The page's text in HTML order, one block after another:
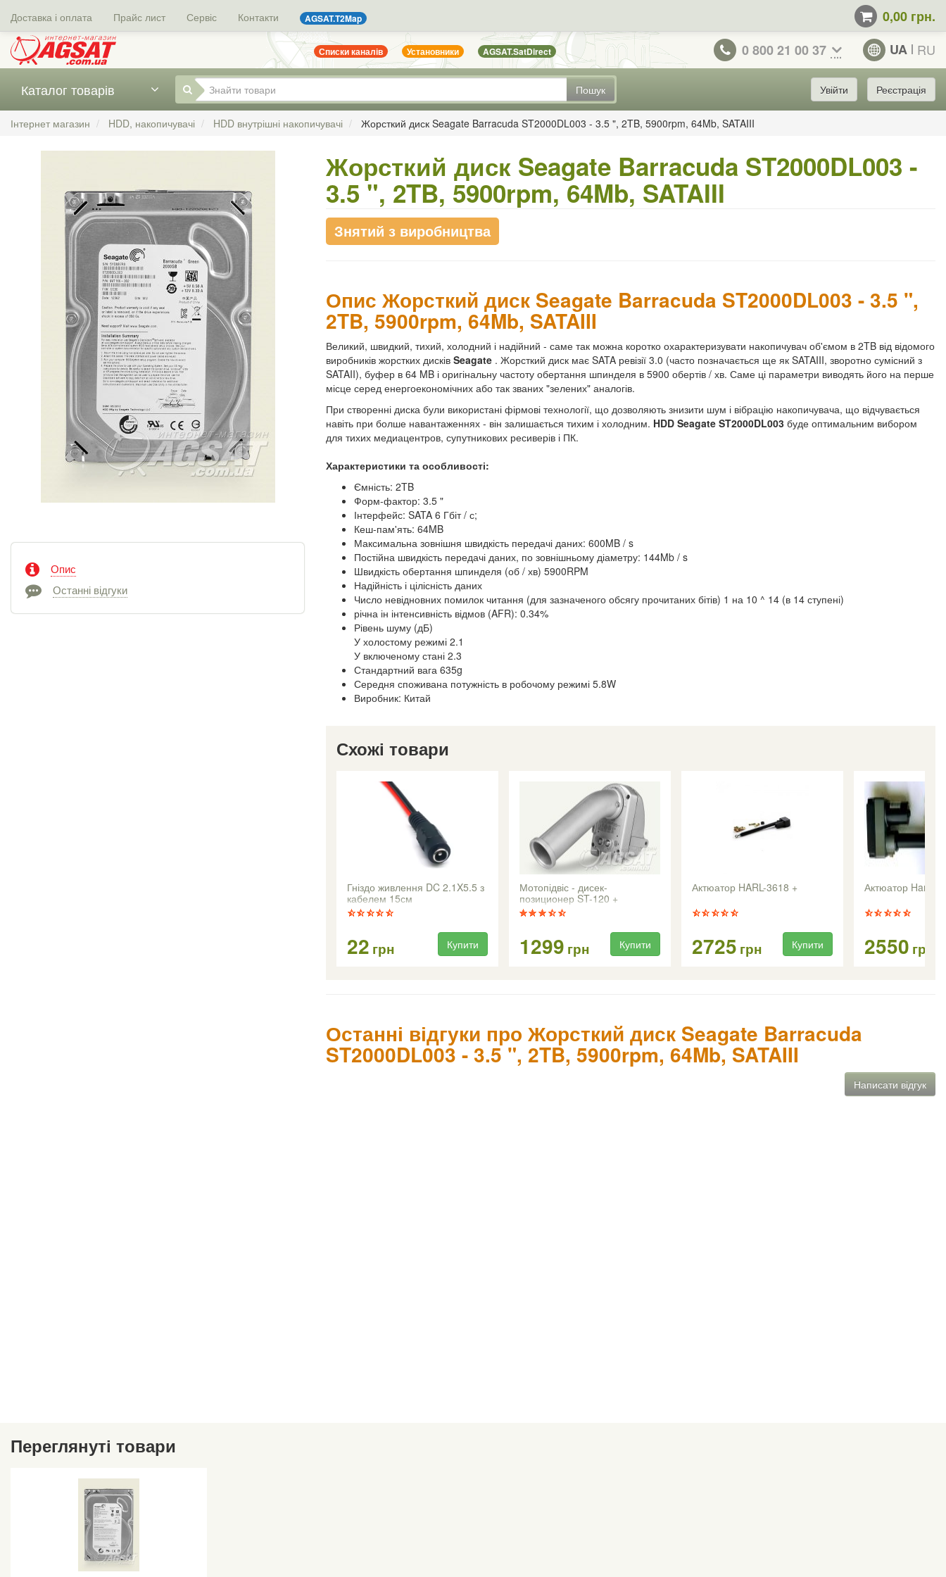
Доставка і оплата Прайс лист Сервіс Контакти AGSAT.T2Map 0,00 грн.
Списки каналів Установники AGSAT.SatDirect 0 800 21 00 37 UA RU
Пошук
Каталог товарів Увійти Реєстрація
Інтернет магазин HDD, накопичувачі HDD внутрішні накопичувачі Жорсткий диск Seagate Barracuda ST2000DL003 - 3.5 ", 2TB, 5900rpm, 64Mb, SATAIII
Опис
Останні відгуки
Жорсткий диск Seagate Barracuda ST2000DL003 -
3.5 ", 2TB, 5900rpm, 64Mb, SATAIII
Знятий з виробництва
Опис Жорсткий диск Seagate Barracuda ST2000DL003 - 3.5 ",
2TB, 5900rpm, 64Mb, SATAIII
Великий, швидкий, тихий, холодний і надійний - саме так можна коротко охарактеризувати накопичувач об'ємом в 2TB від відомого
виробників жорстких дисків Seagate . Жорсткий диск має SATA ревізії 3.0 (часто позначається ще як SATAIII, зворотно сумісний з
SATAII), буфер в 64 MB і оригінальну частоту обертання шпинделя в 5900 обертів / хв. Саме ці параметри виводять його на перше
місце серед енергоекономічних або так званих "зелених" аналогів.
При створенні диска були використані фірмові технології, що дозволяють знизити шум і вібрацію накопичувача, що відчувається
навіть при болше навантаженнях - він залишається тихим і холодним. HDD Seagate ST2000DL003 буде оптимальним вибором
для тихих медиацентров, супутникових ресиверів і ПК.
Характеристики та особливості:
Ємність: 2TB
Форм-фактор: 3.5 "
Інтерфейс: SATA 6 Гбіт / с;
Кеш-пам'ять: 64MB
Максимальна зовнішня швидкість передачі даних: 600MB / s
Постійна швидкість передачі даних, по зовнішньому діаметру: 144Mb / s
Швидкість обертання шпинделя (об / хв) 5900RPM
Надійність і цілісність даних
Число невідновних помилок читання (для зазначеного обсягу прочитаних бітів) 1 на 10 ^ 14 (в 14 ступені)
річна ін інтенсивність відмов (AFR): 0.34%
Рівень шуму (дБ)
У холостому режимі 2.1
У включеному стані 2.3
Стандартний вага 635g
Середня споживана потужність в робочому режимі 5.8W
Виробник: Китай
Схожі товари
Гніздо живлення DC 2.1X5.5 з
кабелем 15см
22 грн Купити
Мотопідвіс - дисек-
позиционер ST-120 +
1299 грн Купити
Актюатор HARL-3618 +
2725 грн Купити
Актюатор Harl
2550 грн
Останні відгуки про Жорсткий диск Seagate Barracuda
ST2000DL003 - 3.5 ", 2TB, 5900rpm, 64Mb, SATAIII
Написати відгук
Переглянуті товари